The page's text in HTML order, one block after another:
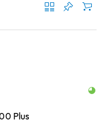
Plus